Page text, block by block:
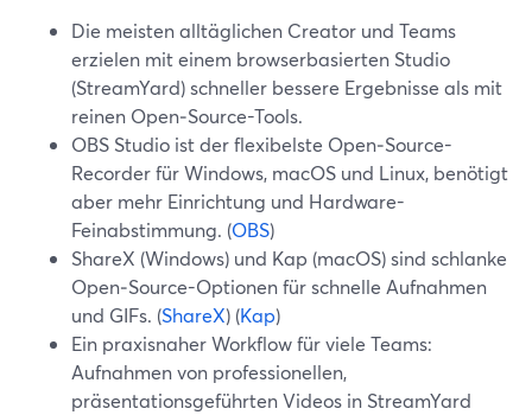
Die meisten alltäglichen Creator und Teams
erzielen mit einem browserbasierten Studio
(StreamYard) schneller bessere Ergebnisse als mit
reinen Open‑Source-Tools.
OBS Studio ist der flexibelste Open‑Source-
Recorder für Windows, macOS und Linux, benötigt
aber mehr Einrichtung und Hardware-
Feinabstimmung. (OBS)
ShareX (Windows) und Kap (macOS) sind schlanke
Open‑Source-Optionen für schnelle Aufnahmen
und GIFs. (ShareX) (Kap)
Ein praxisnaher Workflow für viele Teams:
Aufnahmen von professionellen,
präsentationsgeführten Videos in StreamYard